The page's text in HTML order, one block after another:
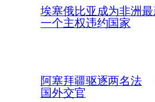
埃塞俄比亚成为非洲
一个主权违约国家
阿塞拜疆驱逐两名法
国外交官